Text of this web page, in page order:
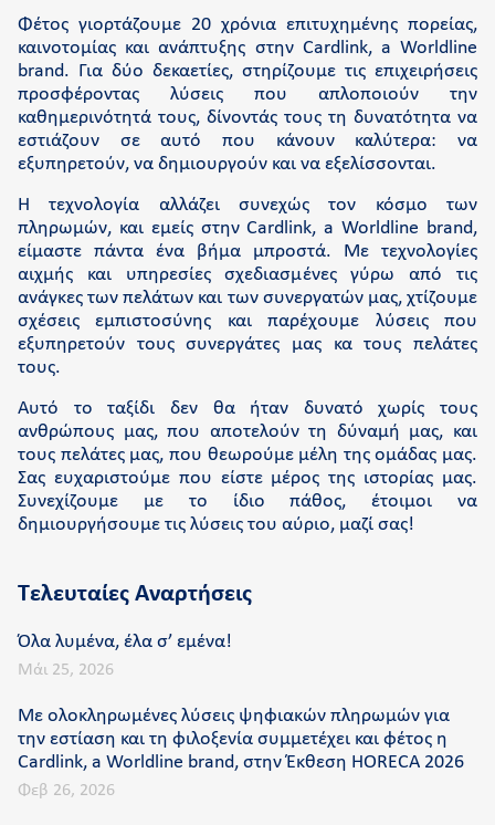
Retail Innovation Hub
Καριέρα
Νέα και δράσεις
Γραφείο τύπου
Επικοινωνία
Υποστήριξη
Συχνές ερωτήσεις και videos
Cardlink academy
Πληρωμή Cardlink Τιμολογίου
Φέτος γιορτάζουμε 20 χρόνια επιτυχημένης πορείας,
καινοτομίας και ανάπτυξης στην Cardlink, a Worldline
brand. Για δύο δεκαετίες, στηρίζουμε τις επιχειρήσεις
προσφέροντας λύσεις που απλοποιούν την
καθημερινότητά τους, δίνοντάς τους τη δυνατότητα να
εστιάζουν σε αυτό που κάνουν καλύτερα: να
εξυπηρετούν, να δημιουργούν και να εξελίσσονται.
Η τεχνολογία αλλάζει συνεχώς τον κόσμο των
πληρωμών, και εμείς στην Cardlink, a Worldline brand,
είμαστε πάντα ένα βήμα μπροστά. Με τεχνολογίες
αιχμής και υπηρεσίες σχεδιασμένες γύρω από τις
ανάγκες των πελάτων και των συνεργατών μας, χτίζουμε
σχέσεις εμπιστοσύνης και παρέχουμε λύσεις που
εξυπηρετούν τους συνεργάτες μας κα τους πελάτες
τους.
Αυτό το ταξίδι δεν θα ήταν δυνατό χωρίς τους
ανθρώπους μας, που αποτελούν τη δύναμή μας, και
τους πελάτες μας, που θεωρούμε μέλη της ομάδας μας.
Σας ευχαριστούμε που είστε μέρος της ιστορίας μας.
Συνεχίζουμε με το ίδιο πάθος, έτοιμοι να
δημιουργήσουμε τις λύσεις του αύριο, μαζί σας!
Τελευταίες Αναρτήσεις
Όλα λυμένα, έλα σ’ εμένα!
Μάι 25, 2026
Με ολοκληρωμένες λύσεις ψηφιακών πληρωμών για
την εστίαση και τη φιλοξενία συμμετέχει και φέτος η
Cardlink, a Worldline brand, στην Έκθεση HORECA 2026
Φεβ 26, 2026